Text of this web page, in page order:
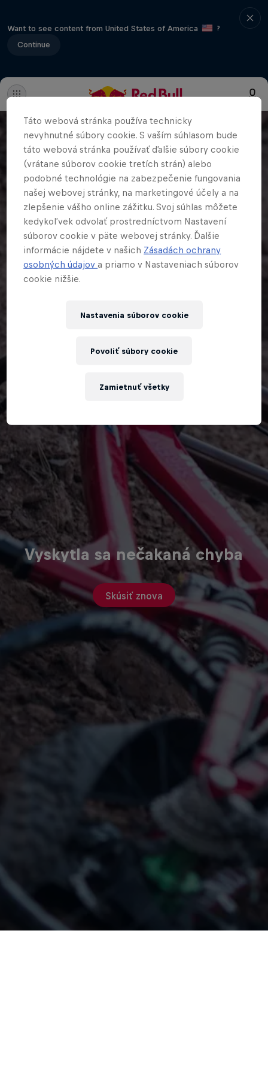
Want to see content from United States of America
?
Continue
Vyskytla sa nečakaná chyba
Skúsiť znova
Táto webová stránka používa technicky
nevyhnutné súbory cookie. S vaším súhlasom bude
táto webová stránka používať ďalšie súbory cookie
(vrátane súborov cookie tretích strán) alebo
podobné technológie na zabezpečenie fungovania
našej webovej stránky, na marketingové účely a na
zlepšenie vášho online zážitku. Svoj súhlas môžete
kedykoľvek odvolať prostredníctvom Nastavení
súborov cookie v päte webovej stránky. Ďalšie
informácie nájdete v našich Zásadách ochrany
osobných údajova priamo v Nastaveniach súborov
cookie nižšie.
Nastavenia súborov cookie
Zamietnuť všetky
Povoliť súbory cookie